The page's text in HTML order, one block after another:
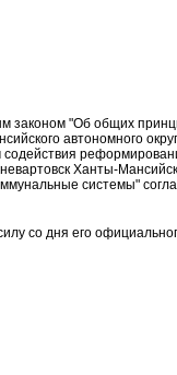
законом "Об общих
автономного
содействия
Ханты-
системы"
со дня его